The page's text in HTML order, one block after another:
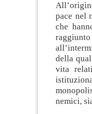
pace nel
che
della
vita
nemici,